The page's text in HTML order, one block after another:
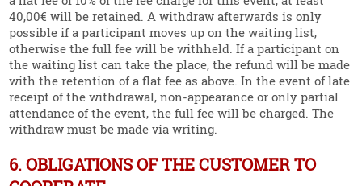
40,00€ will be retained. A withdraw after­wards is only
possible if a parti­cipant moves up on the waiting list,
otherwise the full fee will be withheld. If a parti­cipant on
the waiting list can take the place, the refund will be made
with the retention of a flat fee as above. In the event of late
receipt of the withdrawal, non-appearance or only partial
atten­dance of the event, the full fee will be charged. The
withdraw must be made via writing.
6. OBLIGATIONS OF THE CUSTOMER TO